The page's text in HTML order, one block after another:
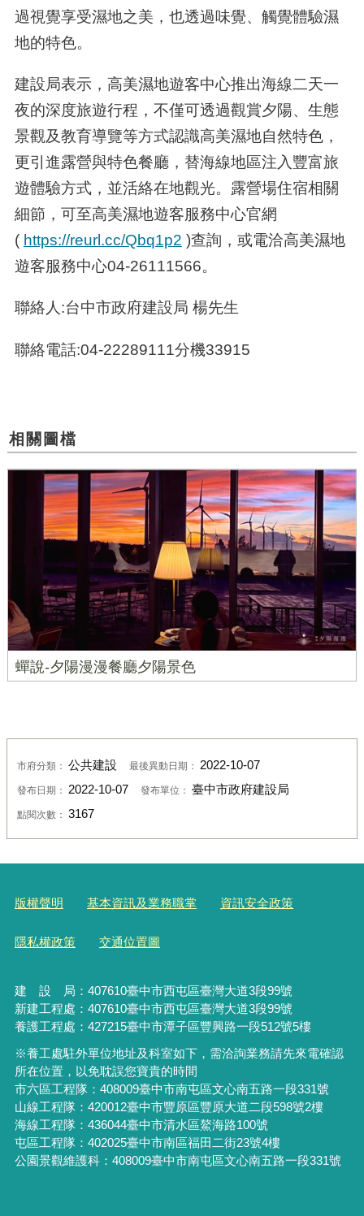
過視覺享受濕地之美，也透過味覺、觸覺體驗濕
地的特色。
建設局表示，高美濕地遊客中心推出海線二天一
夜的深度旅遊行程，不僅可透過觀賞夕陽、生態
景觀及教育導覽等方式認識高美濕地自然特色，
更引進露營與特色餐廳，替海線地區注入豐富旅
遊體驗方式，並活絡在地觀光。露營場住宿相關
細節，可至高美濕地遊客服務中心官網
( https://reurl.cc/Qbq1p2 )查詢，或電洽高美濕地
遊客服務中心04-26111566。
聯絡人:台中市政府建設局 楊先生
聯絡電話:04-22289111分機33915
相關圖檔
蟬說-夕陽漫漫餐廳夕陽景色
市府分類： 公共建設 最後異動日期： 2022-10-07
發布日期： 2022-10-07 發布單位： 臺中市政府建設局
點閱次數： 3167
版權聲明 基本資訊及業務職掌 資訊安全政策
隱私權政策 交通位置圖
建 設 局： 407610臺中市西屯區臺灣大道3段99號
新建工程處：407610臺中市西屯區臺灣大道3段99號
養護工程處：427215臺中市潭子區豐興路一段512號5樓
※養工處駐外單位地址及科室如下，需洽詢業務請先來電確認
所在位置，以免耽誤您寶貴的時間
市六區工程隊：408009臺中市南屯區文心南五路一段331號
山線工程隊：420012臺中市豐原區豐原大道二段598號2樓
海線工程隊：436044臺中市清水區鰲海路100號
屯區工程隊：402025臺中市南區福田二街23號4樓
公園景觀維護科：408009臺中市南屯區文心南五路一段331號